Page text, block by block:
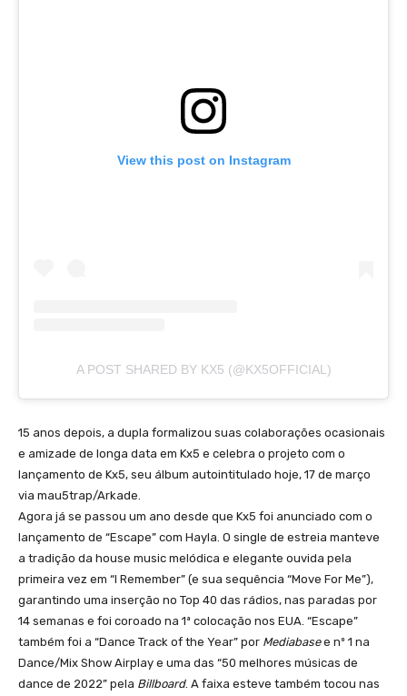
View this post on Instagram
A POST SHARED BY KX5 (@KX5OFFICIAL)
15 anos depois, a dupla formalizou suas colaborações ocasionais
e amizade de longa data em Kx5 e celebra o projeto com o
lançamento de Kx5, seu álbum autointitulado hoje, 17 de março
via mau5trap/Arkade.
Agora já se passou um ano desde que Kx5 foi anunciado com o
lançamento de “Escape” com Hayla. O single de estreia manteve
a tradição da house music melódica e elegante ouvida pela
primeira vez em “I Remember” (e sua sequência “Move For Me”),
garantindo uma inserção no Top 40 das rádios, nas paradas por
14 semanas e foi coroado na 1ª colocação nos EUA. “Escape”
também foi a “Dance Track of the Year” por Mediabasee nº 1 na
Dance/Mix Show Airplay e uma das “50 melhores músicas de
dance de 2022” pela Billboard. A faixa esteve também tocou nas